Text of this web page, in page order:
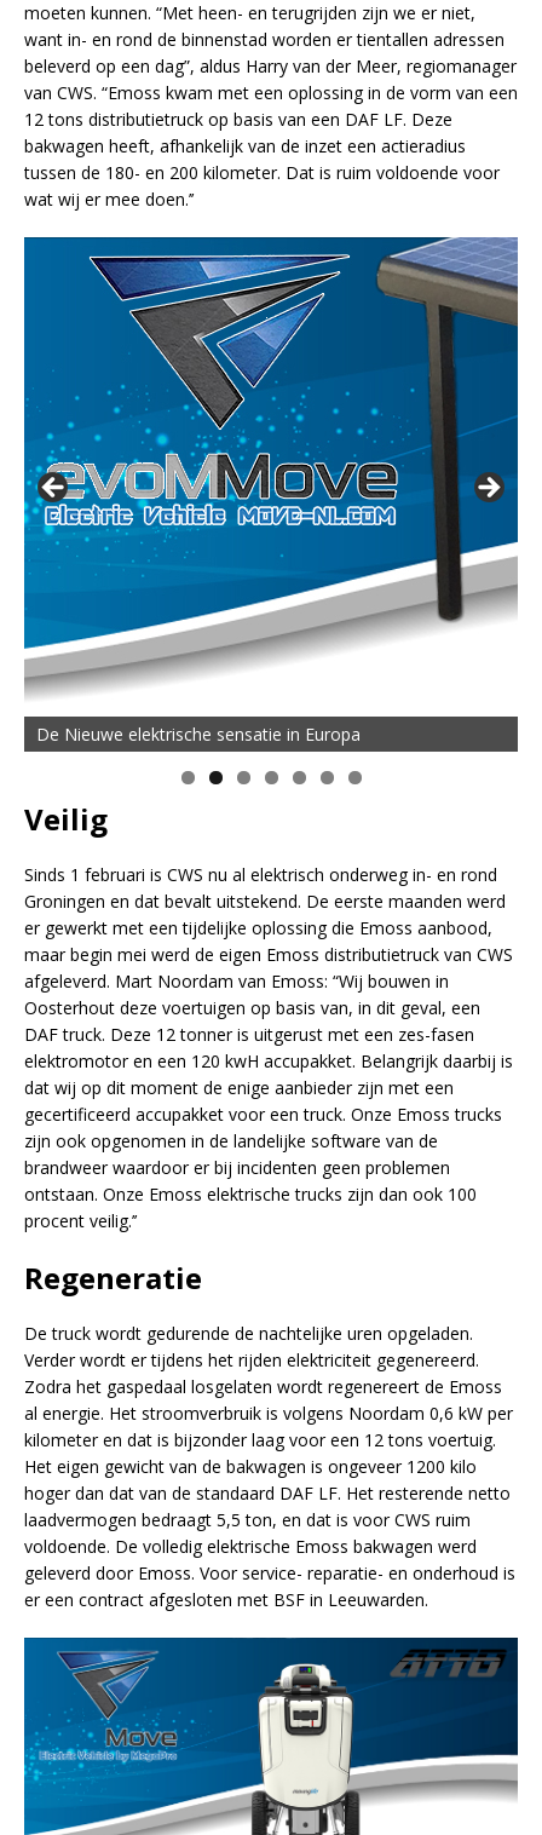
moeten kunnen. “Met heen- en terugrijden zijn we er niet,
want in- en rond de binnenstad worden er tientallen adressen
beleverd op een dag”, aldus Harry van der Meer, regiomanager
van CWS. “Emoss kwam met een oplossing in de vorm van een
12 tons distributietruck op basis van een DAF LF. Deze
bakwagen heeft, afhankelijk van de inzet een actieradius
tussen de 180- en 200 kilometer. Dat is ruim voldoende voor
wat wij er mee doen.’’
De Nieuwe elektrische sensatie in Europa
Veilig
Sinds 1 februari is CWS nu al elektrisch onderweg in- en rond
Groningen en dat bevalt uitstekend. De eerste maanden werd
er gewerkt met een tijdelijke oplossing die Emoss aanbood,
maar begin mei werd de eigen Emoss distributietruck van CWS
afgeleverd. Mart Noordam van Emoss: “Wij bouwen in
Oosterhout deze voertuigen op basis van, in dit geval, een
DAF truck. Deze 12 tonner is uitgerust met een zes-fasen
elektromotor en een 120 kwH accupakket. Belangrijk daarbij is
dat wij op dit moment de enige aanbieder zijn met een
gecertificeerd accupakket voor een truck. Onze Emoss trucks
zijn ook opgenomen in de landelijke software van de
brandweer waardoor er bij incidenten geen problemen
ontstaan. Onze Emoss elektrische trucks zijn dan ook 100
procent veilig.’’
Regeneratie
De truck wordt gedurende de nachtelijke uren opgeladen.
Verder wordt er tijdens het rijden elektriciteit gegenereerd.
Zodra het gaspedaal losgelaten wordt regenereert de Emoss
al energie. Het stroomverbruik is volgens Noordam 0,6 kW per
kilometer en dat is bijzonder laag voor een 12 tons voertuig.
Het eigen gewicht van de bakwagen is ongeveer 1200 kilo
hoger dan dat van de standaard DAF LF. Het resterende netto
laadvermogen bedraagt 5,5 ton, en dat is voor CWS ruim
voldoende. De volledig elektrische Emoss bakwagen werd
geleverd door Emoss. Voor service- reparatie- en onderhoud is
er een contract afgesloten met BSF in Leeuwarden.